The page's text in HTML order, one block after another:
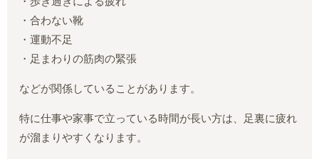
・合わない靴
・運動不足
・足まわりの筋肉の緊張
などが関係していることがあります。
特に仕事や家事で立っている時間が長い方は、足裏に疲れ
が溜まりやすくなります。